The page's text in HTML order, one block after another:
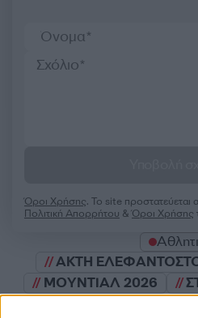
Όροι Χρήσης. Το site
Πολιτική Απορρήτου &Όροι Χρήσης
ΑΚΤΗ
ΜΟΥΝΤΙΑΛ 2026